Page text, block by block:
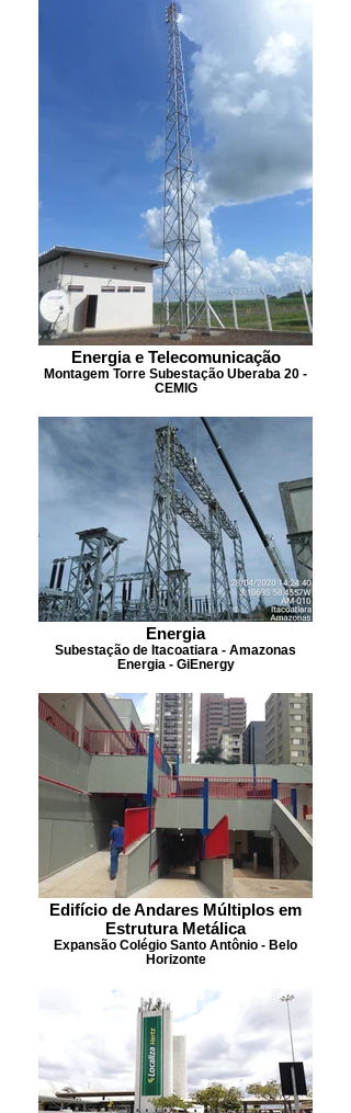
Energia e Telecomunicação
Montagem Torre Subestação Uberaba 20 -
CEMIG
Energia
Subestação de Itacoatiara - Amazonas
Energia - GiEnergy
Edifício de Andares Múltiplos em
Estrutura Metálica
Expansão Colégio Santo Antônio - Belo
Horizonte